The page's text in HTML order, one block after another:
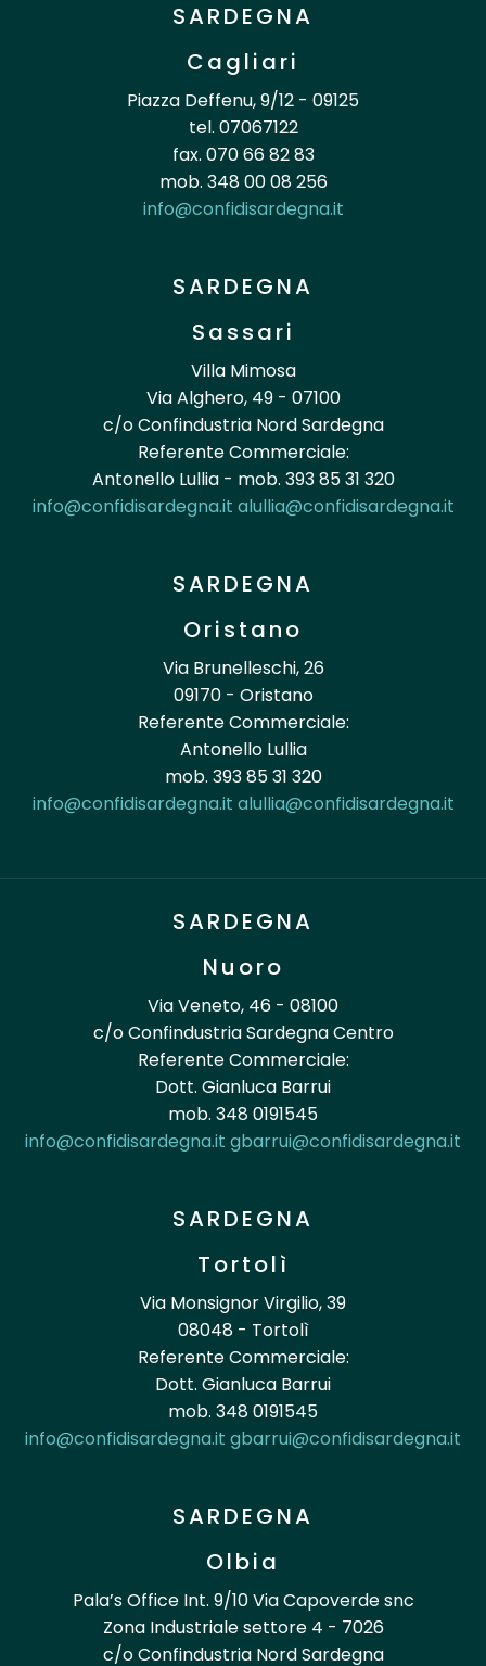
SARDEGNA
Cagliari
Piazza Deffenu, 9/12 - 09125
tel. 07067122
fax. 070 66 82 83
mob. 348 00 08 256
info@confidisardegna.it
SARDEGNA
Sassari
Villa Mimosa
Via Alghero, 49 - 07100
c/o Confindustria Nord Sardegna
Referente Commerciale:
Antonello Lullia - mob. 393 85 31 320
info@confidisardegna.it alullia@confidisardegna.it
SARDEGNA
Oristano
Via Brunelleschi, 26
09170 - Oristano
Referente Commerciale:
Antonello Lullia
mob. 393 85 31 320
info@confidisardegna.it alullia@confidisardegna.it
SARDEGNA
Nuoro
Via Veneto, 46 - 08100
c/o Confindustria Sardegna Centro
Referente Commerciale:
Dott. Gianluca Barrui
mob. 348 0191545
info@confidisardegna.it gbarrui@confidisardegna.it
SARDEGNA
Tortolì
Via Monsignor Virgilio, 39
08048 - Tortolì
Referente Commerciale:
Dott. Gianluca Barrui
mob. 348 0191545
info@confidisardegna.it gbarrui@confidisardegna.it
SARDEGNA
Olbia
Pala’s Office Int. 9/10 Via Capoverde snc
Zona Industriale settore 4 - 7026
c/o Confindustria Nord Sardegna